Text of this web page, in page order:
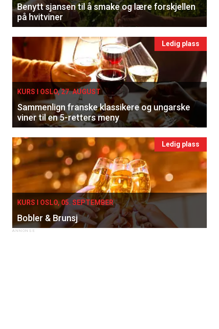
Benytt sjansen til å smake og lære forskjellen
på hvitviner
Ledig plass
KURS I OSLO, 27. AUGUST
Sammenlign franske klassikere og ungarske
viner til en 5-retters meny
Ledig plass
KURS I OSLO, 05. SEPTEMBER
Bobler & Brunsj